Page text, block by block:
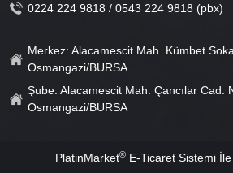
0224 224 9818 / 0543 224 9818 (pbx)
Merkez: Alacamescit Mah. Kümbet
Osmangazi/BURSA
Şube: Alacamescit Mah. Çancılar Cad.
Osmangazi/BURSA
PlatinMarket®E-Ticaret Sistemiİle